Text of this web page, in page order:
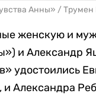
Анны» / Трумен
женскую и
и Александр
удостоились
Александра